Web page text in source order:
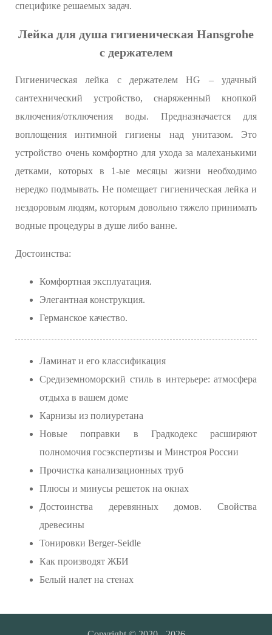
специфике решаемых задач.
Лейка для душа гигиеническая Hansgrohe
с держателем
Гигиеническая лейка с держателем HG – удачный
сантехнический устройство, снаряженный кнопкой
включения/отключения воды. Предназначается для
воплощения интимной гигиены над унитазом. Это
устройство очень комфортно для ухода за малеханькими
детками, которых в 1-ые месяцы жизни необходимо
нередко подмывать. Не помещает гигиеническая лейка и
нездоровым людям, которым довольно тяжело принимать
водные процедуры в душе либо ванне.
Достоинства:
Комфортная эксплуатация.
Элегантная конструкция.
Германское качество.
Ламинат и его классификация
Средиземноморский стиль в интерьере: атмосфера
отдыха в вашем доме
Карнизы из полиуретана
Новые поправки в Градкодекс расширяют
полномочия госэкспертизы и Минстроя России
Прочистка канализационных труб
Плюсы и минусы решеток на окнах
Достоинства деревянных домов. Свойства
древесины
Тонировки Berger-Seidle
Как производят ЖБИ
Белый налет на стенах